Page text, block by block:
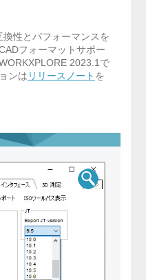
性とパフォーマンスを
フォーマットサポー
2023.1で
ンは リリースノート を